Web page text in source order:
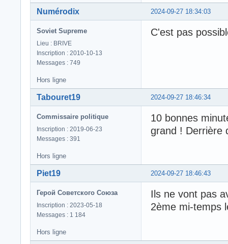
2024-09-27 18:34:03
Numérodix
Soviet Supreme
Lieu : BRIVE
Inscription : 2010-10-13
Messages : 749
C'est pas
Hors ligne
2024-09-27 18:46:34
Tabouret19
Commissaire politique
Inscription : 2019-06-23
Messages : 391
10 bonnes
grand ! Derrière
Hors ligne
2024-09-27 18:46:43
Piet19
Герой Советского Союза
Inscription : 2023-05-18
Messages : 1 184
Ils ne vont pas
2ème mi-temps
Hors ligne